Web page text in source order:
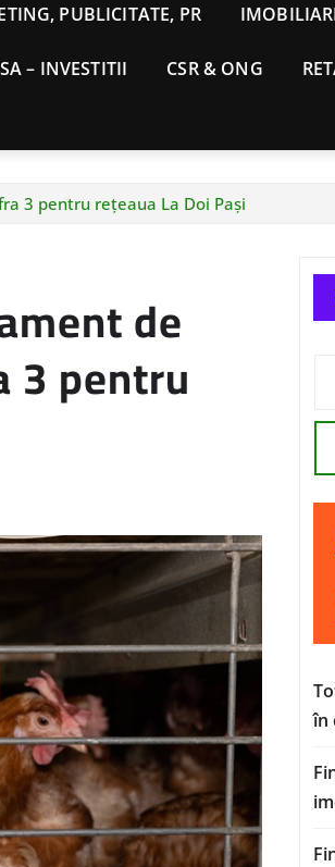
PUBLICITATE, PR
– INVESTITII CSR & ONG
3 pentru rețeaua La Doi Pași
de
3 pentru
în